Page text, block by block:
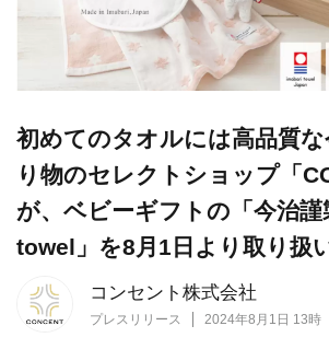
コンセント株式会社
プレスリリース 2024年8月1日 13時
初めてのタオルには高品質
り物のセレクトショップ「
が、ベビーギフトの「今治
towel」を8月1日より取り扱